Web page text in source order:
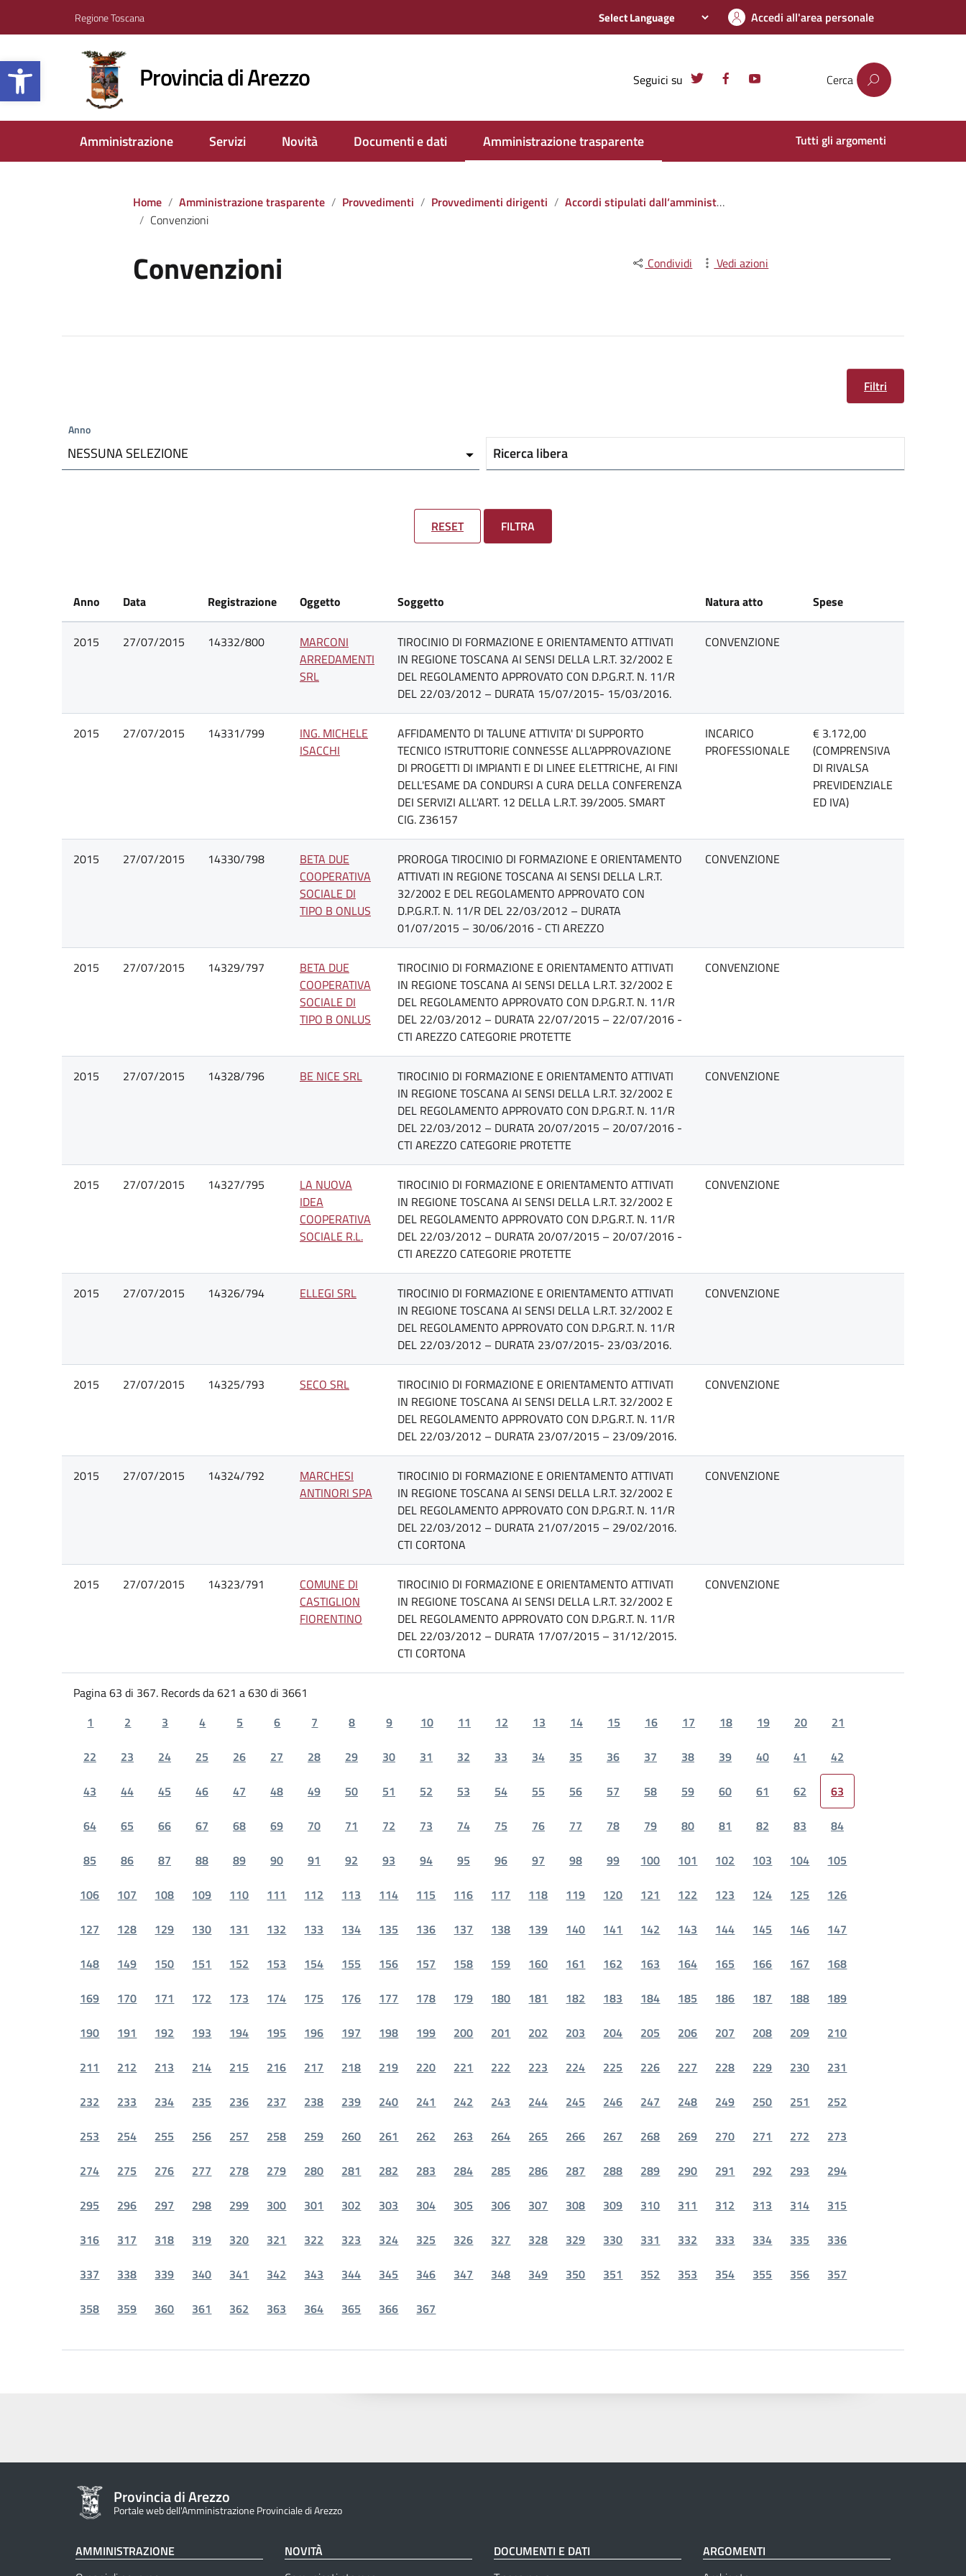
Apri la barra degli strumenti
Regione Toscana Accedi all'area personale
Provincia di Arezzo Seguici su Cerca
Amministrazione Servizi Novità Documenti e dati Amministrazione trasparente Tutti gli argomenti
Home Amministrazione trasparente Provvedimenti Provvedimenti dirigenti
Accordi stipulati dall‘amministrazione con soggetti privati o con altre amministrazioni pubbliche
Convenzioni
Convenzioni Condividi Vedi azioni
Filtri
Anno
NESSUNA SELEZIONE Ricerca libera
RESET FILTRA
Anno Data Registrazione Oggetto Soggetto Natura atto Spese
2015 27/07/2015 14332/800
MARCONI
ARREDAMENTI
SRL
TIROCINIO DI FORMAZIONE E ORIENTAMENTO ATTIVATI
IN REGIONE TOSCANA AI SENSI DELLA L.R.T. 32/2002 E
DEL REGOLAMENTO APPROVATO CON D.P.G.R.T. N. 11/R
DEL 22/03/2012 – DURATA 15/07/2015- 15/03/2016.
CONVENZIONE
2015 27/07/2015 14331/799
ING. MICHELE
ISACCHI
AFFIDAMENTO DI TALUNE ATTIVITA' DI SUPPORTO
TECNICO ISTRUTTORIE CONNESSE ALL'APPROVAZIONE
DI PROGETTI DI IMPIANTI E DI LINEE ELETTRICHE, AI FINI
DELL'ESAME DA CONDURSI A CURA DELLA CONFERENZA
DEI SERVIZI ALL'ART. 12 DELLA L.R.T. 39/2005. SMART
CIG. Z36157
INCARICO
PROFESSIONALE
€ 3.172,00
(COMPRENSIVA
DI RIVALSA
PREVIDENZIALE
ED IVA)
2015 27/07/2015 14330/798
BETA DUE
COOPERATIVA
SOCIALE DI
TIPO B ONLUS
PROROGA TIROCINIO DI FORMAZIONE E ORIENTAMENTO
ATTIVATI IN REGIONE TOSCANA AI SENSI DELLA L.R.T.
32/2002 E DEL REGOLAMENTO APPROVATO CON
D.P.G.R.T. N. 11/R DEL 22/03/2012 – DURATA
01/07/2015 – 30/06/2016 - CTI AREZZO
CONVENZIONE
2015 27/07/2015 14329/797
BETA DUE
COOPERATIVA
SOCIALE DI
TIPO B ONLUS
TIROCINIO DI FORMAZIONE E ORIENTAMENTO ATTIVATI
IN REGIONE TOSCANA AI SENSI DELLA L.R.T. 32/2002 E
DEL REGOLAMENTO APPROVATO CON D.P.G.R.T. N. 11/R
DEL 22/03/2012 – DURATA 22/07/2015 – 22/07/2016 -
CTI AREZZO CATEGORIE PROTETTE
CONVENZIONE
2015 27/07/2015 14328/796 BE NICE SRL
TIROCINIO DI FORMAZIONE E ORIENTAMENTO ATTIVATI
IN REGIONE TOSCANA AI SENSI DELLA L.R.T. 32/2002 E
DEL REGOLAMENTO APPROVATO CON D.P.G.R.T. N. 11/R
DEL 22/03/2012 – DURATA 20/07/2015 – 20/07/2016 -
CTI AREZZO CATEGORIE PROTETTE
CONVENZIONE
2015 27/07/2015 14327/795
LA NUOVA
IDEA
COOPERATIVA
SOCIALE R.L.
TIROCINIO DI FORMAZIONE E ORIENTAMENTO ATTIVATI
IN REGIONE TOSCANA AI SENSI DELLA L.R.T. 32/2002 E
DEL REGOLAMENTO APPROVATO CON D.P.G.R.T. N. 11/R
DEL 22/03/2012 – DURATA 20/07/2015 – 20/07/2016 -
CTI AREZZO CATEGORIE PROTETTE
CONVENZIONE
2015 27/07/2015 14326/794 ELLEGI SRL
TIROCINIO DI FORMAZIONE E ORIENTAMENTO ATTIVATI
IN REGIONE TOSCANA AI SENSI DELLA L.R.T. 32/2002 E
DEL REGOLAMENTO APPROVATO CON D.P.G.R.T. N. 11/R
DEL 22/03/2012 – DURATA 23/07/2015- 23/03/2016.
CONVENZIONE
2015 27/07/2015 14325/793 SECO SRL
TIROCINIO DI FORMAZIONE E ORIENTAMENTO ATTIVATI
IN REGIONE TOSCANA AI SENSI DELLA L.R.T. 32/2002 E
DEL REGOLAMENTO APPROVATO CON D.P.G.R.T. N. 11/R
DEL 22/03/2012 – DURATA 23/07/2015 – 23/09/2016.
CONVENZIONE
2015 27/07/2015 14324/792
MARCHESI
ANTINORI SPA
TIROCINIO DI FORMAZIONE E ORIENTAMENTO ATTIVATI
IN REGIONE TOSCANA AI SENSI DELLA L.R.T. 32/2002 E
DEL REGOLAMENTO APPROVATO CON D.P.G.R.T. N. 11/R
DEL 22/03/2012 – DURATA 21/07/2015 – 29/02/2016.
CTI CORTONA
CONVENZIONE
2015 27/07/2015 14323/791
COMUNE DI
CASTIGLION
FIORENTINO
TIROCINIO DI FORMAZIONE E ORIENTAMENTO ATTIVATI
IN REGIONE TOSCANA AI SENSI DELLA L.R.T. 32/2002 E
DEL REGOLAMENTO APPROVATO CON D.P.G.R.T. N. 11/R
DEL 22/03/2012 – DURATA 17/07/2015 – 31/12/2015.
CTI CORTONA
CONVENZIONE
Pagina 63 di 367. Records da 621 a 630 di 3661
1
2 3 4 5 6 7 8 9 10 11 12 13 14 15 16 17 18 19 20
21
22
23 24 25 26 27 28 29 30 31 32 33 34 35 36 37 38 39 40 41
42
43
44 45 46 47 48 49 50 51 52 53 54 55 56 57 58 59 60 61 62
63
64
65 66 67 68 69 70 71 72 73 74 75 76 77 78 79 80 81 82 83
84
85
86 87 88 89 90 91 92 93 94 95 96 97 98 99 100 101 102 103 104
105
106
107 108 109 110 111 112 113 114 115 116 117 118 119 120 121 122 123 124 125
126
127
128 129 130 131 132 133 134 135 136 137 138 139 140 141 142 143 144 145 146
147
148
149 150 151 152 153 154 155 156 157 158 159 160 161 162 163 164 165 166 167
168
169
170 171 172 173 174 175 176 177 178 179 180 181 182 183 184 185 186 187 188
189
190
191 192 193 194 195 196 197 198 199 200 201 202 203 204 205 206 207 208 209
210
211
212 213 214 215 216 217 218 219 220 221 222 223 224 225 226 227 228 229 230
231
232
233 234 235 236 237 238 239 240 241 242 243 244 245 246 247 248 249 250 251
252
253
254 255 256 257 258 259 260 261 262 263 264 265 266 267 268 269 270 271 272
273
274
275 276 277 278 279 280 281 282 283 284 285 286 287 288 289 290 291 292 293
294
295
296 297 298 299 300 301 302 303 304 305 306 307 308 309 310 311 312 313 314
315
316
317 318 319 320 321 322 323 324 325 326 327 328 329 330 331 332 333 334 335
336
337
338 339 340 341 342 343 344 345 346 347 348 349 350 351 352 353 354 355 356
357
358
359 360 361 362 363 364 365 366 367
Provincia di Arezzo
Portale web dell'Amministrazione Provinciale di Arezzo
AMMINISTRAZIONE
NOVITÀ
DOCUMENTI E DATI
ARGOMENTI